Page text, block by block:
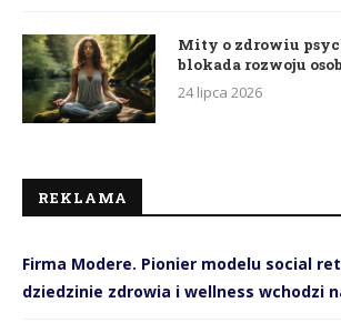
Mity o zdrowiu
blokada rozwoju
24 lipca 2026
REKLAMA
Firma Modere. Pionier modelu social
dziedzinie zdrowia i wellness wchodzi